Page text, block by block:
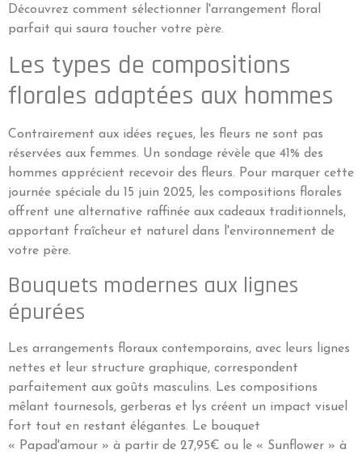
Découvrez comment sélectionner l'arrangement floral
parfait qui saura toucher votre père.
Les types de compositions
florales adaptées aux hommes
Contrairement aux idées reçues, les fleurs ne sont pas
réservées aux femmes. Un sondage révèle que 41% des
hommes apprécient recevoir des fleurs. Pour marquer cette
journée spéciale du 15 juin 2025, les compositions florales
offrent une alternative raffinée aux cadeaux traditionnels,
apportant fraîcheur et naturel dans l'environnement de
votre père.
Bouquets modernes aux lignes
épurées
Les arrangements floraux contemporains, avec leurs lignes
nettes et leur structure graphique, correspondent
parfaitement aux goûts masculins. Les compositions
mêlant tournesols, gerberas et lys créent un impact visuel
fort tout en restant élégantes. Le bouquet
« Papad'amour » à partir de 27,95€ ou le « Sunflower » à